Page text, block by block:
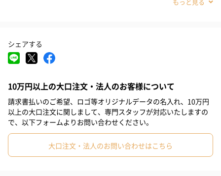
ハンドクリームとリップバームを詰め合わせたギフトセット。ハ
ニーシリーズとローズシリーズの2シリーズをご用意しました。
ホリデークラッカーとは？
キャンディーの包み紙のような形をしたクラッカーを引っ張る
と、中からプレゼントが出てくるヨーロッパ伝統のホリデーギフ
ト。二人でクラッカーの両端を引っ張り合い、中央部分が手元に
残っている人がプレゼントをもらえます。今ではイギリスやヨー
#親戚女性
#彼女 #同僚女性
#女性 #女友達
#40代 #50代 #60代 #70代 #80代 #90代
シェアする
10万円以上の大口注文・法人のお客様について
請求書払いのご希望、ロゴ等オリジナルデータの名入れ、10万円
以上の大口注文に関しまして、専門スタッフが対応いたしますの
で、以下フォームよりお問い合わせください。
大口注文・法人のお問い合わせはこちら